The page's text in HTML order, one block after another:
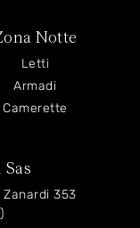
Notte
Letti
Armadi
Camerette
Zanardi 353